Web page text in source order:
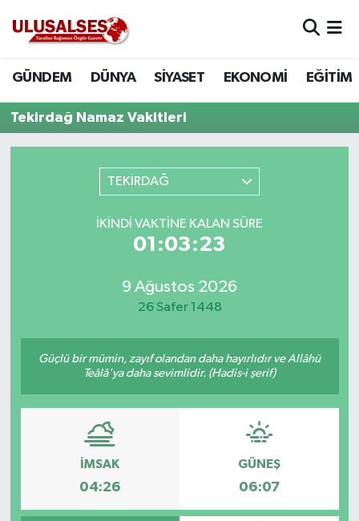
GÜNDEM DÜNYA SİYASET EKONOMİ EĞİTİM
Tekirdağ Namaz Vakitleri
TEKİRDAĞ
İKINDI VAKTINE KALAN SÜRE
01:03:23
9 Ağustos 2026
26 Safer 1448
Güçlü bir mümin, zayıf olandan daha hayırlıdır ve Allâhü
Teâlâ'ya daha sevimlidir. (Hadis-i şerif)
İMSAK
04:26
GÜNEŞ
06:07
DÜNYA
Trafik Durumu
Tüm Manşetler
Son Dakika Haberleri